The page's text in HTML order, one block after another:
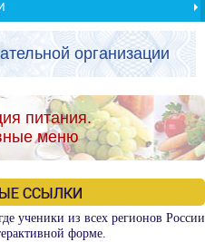
организации
питания.
меню
ССЫЛКИ
ученики из всех регионов России
форме.